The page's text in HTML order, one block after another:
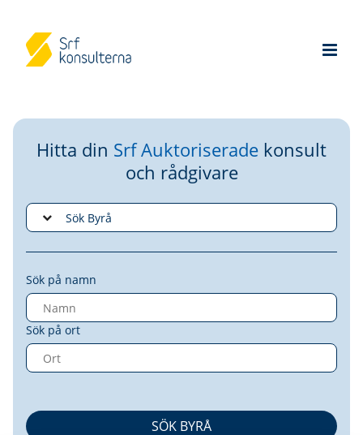
Hitta din Srf Auktoriserade konsult
och rådgivare
Sök på namn
Sök på ort